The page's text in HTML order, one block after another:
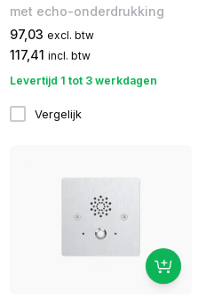
met echo-onderdrukking
97,03 excl. btw
117,41 incl. btw
Levertijd 1 tot 3 werkdagen
Vergelijk